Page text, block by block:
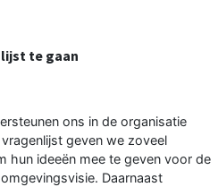
te gaan
ons in de organisatie
geven we zoveel
hun ideeën mee te geven voor de
Daarnaast